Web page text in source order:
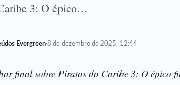
3: O épico…
Evergreen·8 de dezembro de 2025, 12:44
final sobre Piratas do Caribe 3: O épico